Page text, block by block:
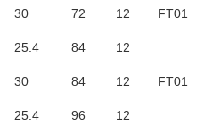
30 72 12 FT01
25.4 84 12
30 84 12 FT01
25.4 96 12